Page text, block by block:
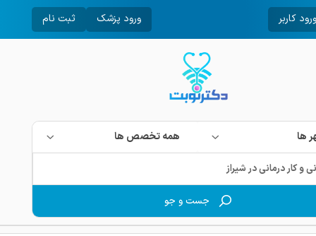
ورود کاربر ورود پزشک ثبت نام
ها همه تخصص ها
جست و جو